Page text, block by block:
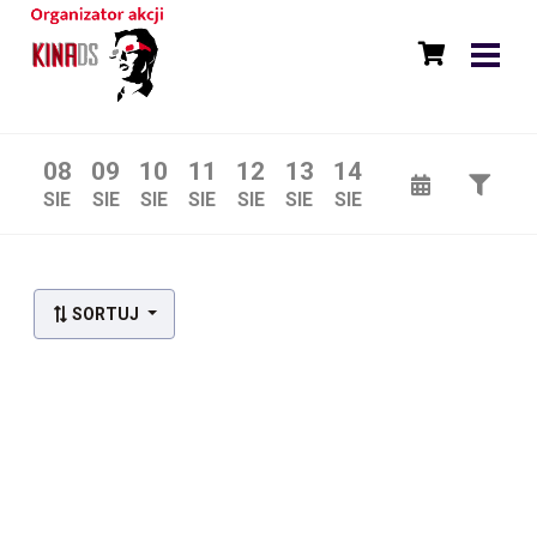
08
SIE
09
SIE
10
SIE
11
SIE
12
SIE
13
SIE
14
SIE
SORTUJ